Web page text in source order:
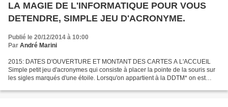
LA MAGIE DE L'INFORMATIQUE POUR VOUS
DETENDRE, SIMPLE JEU D'ACRONYME.
Publié le 20/12/2014 à 10:00
Par André Marini
2015: DATES D'OUVERTURE ET MONTANT DES CARTES A L'ACCUEIL
Simple petit jeu d'acronymes qui consiste à placer la pointe de la souris sur
les sigles marqués d'une étoile. Lorsqu'on appartient à la DDTM* on est